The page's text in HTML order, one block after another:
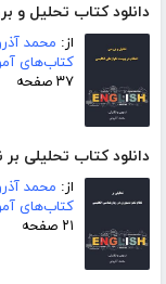
دانلود کتاب تحلیل و
از: محمد
کتاب‌های
۳۷ صفحه
دانلود کتاب تحلیلی
از: محمد
کتاب‌های
۲۱ صفحه